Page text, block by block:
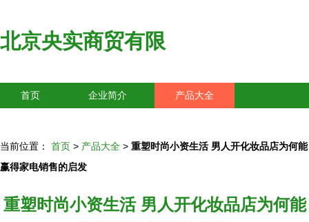
北京央实商贸有限
首页 企业简介 产品大全
当前位置： 首页 > 产品大全 > 重塑时尚小资生活 男人开化妆品店为何能
赢得家电销售的启发
重塑时尚小资生活 男人开化妆品店为何能